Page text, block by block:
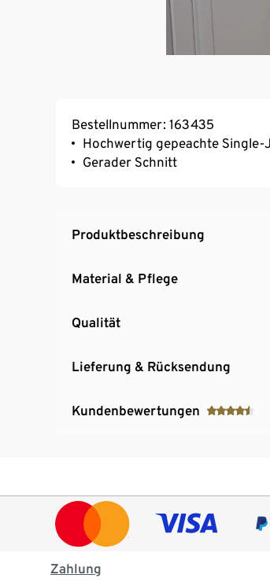
Bestellnummer: 163435
Hochwertig gepeachte
Gerader Schnitt
Produktbeschreibung
Material & Pflege
Qualität
Lieferung & Rücksendung
Kundenbewertungen
Zahlung